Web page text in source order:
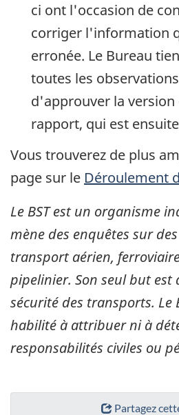
ci ont l'occasion de
corriger l'information
erronée. Le Bureau
toutes les
d'approuver la
rapport, qui est
Vous trouverez de plus
page sur le Déroulement
Le BST est un organisme
mène des enquêtes sur
transport aérien,
pipelinier. Son seul but
sécurité des transports. Le
habilité à attribuer ni à
responsabilités civiles ou
Partagez